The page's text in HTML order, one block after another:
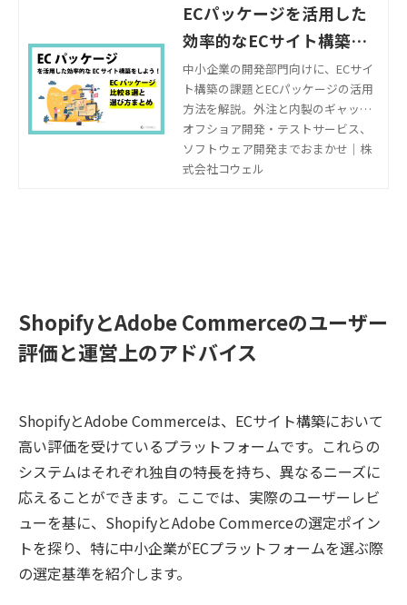
ECパッケージを活用した
効率的なECサイト構築を
しよう！ECパッケージ比
較８選と選び方まとめ
中小企業の開発部門向けに、ECサイ
ト構築の課題とECパッケージの活用
方法を解説。外注と内製のギャッ
プ、リソース不足、コスト問題に対
する解決策を提供。
オフショア開発・テストサービス、
ソフトウェア開発までおまかせ｜株
式会社コウェル
ShopifyとAdobe Commerceのユーザー
評価と運営上のアドバイス
ShopifyとAdobe Commerceは、ECサイト構築において
高い評価を受けているプラットフォームです。これらの
システムはそれぞれ独自の特長を持ち、異なるニーズに
応えることができます。ここでは、実際のユーザーレビ
ューを基に、ShopifyとAdobe Commerceの選定ポイン
トを探り、特に中小企業がECプラットフォームを選ぶ際
の選定基準を紹介します。